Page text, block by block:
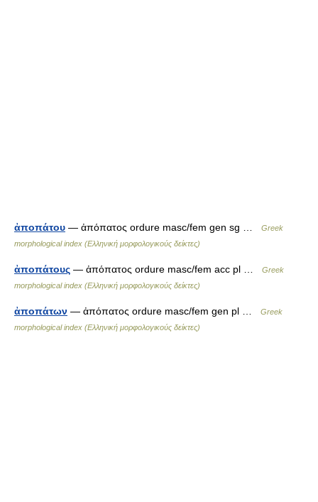
ἀποπάτου — ἀπόπατος ordure masc/fem gen sg …
Greek
morphological index (Ελληνική μορφολογικούς δείκτες)
ἀποπάτους — ἀπόπατος ordure masc/fem acc pl …
Greek
morphological index (Ελληνική μορφολογικούς δείκτες)
ἀποπάτων — ἀπόπατος ordure masc/fem gen pl …
Greek
morphological index (Ελληνική μορφολογικούς δείκτες)